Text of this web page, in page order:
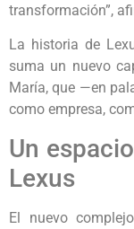
transformación”,
La historia de
suma un nuevo
María, que —en
como empresa,
Un
Lexus
El nuevo